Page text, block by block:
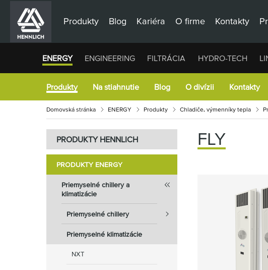
Produkty Blog Kariéra O firme Kontakty
ENERGY ENGINEERING FILTRÁCIA HYDRO-TECH
Produkty Na stiahnutie Blog O divízii Kontakty
Domovská stránka ENERGY Produkty Chladiče, výmenníky tepla
PRODUKTY HENNLICH
PRODUKTY ENERGY
Priemyselné chillery a
klimatizácie
Priemyselné chillery
Priemyselné klimatizácie
NXT
FLY